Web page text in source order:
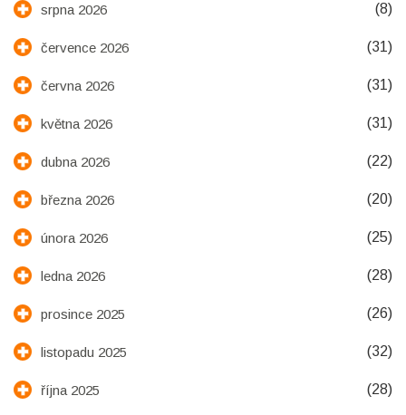
srpna 2026 (8)
července 2026 (31)
června 2026 (31)
května 2026 (31)
dubna 2026 (22)
března 2026 (20)
února 2026 (25)
ledna 2026 (28)
prosince 2025 (26)
listopadu 2025 (32)
října 2025 (28)